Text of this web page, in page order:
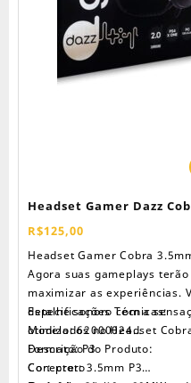
Headset Gamer Dazz
R$125,00
Headset Gamer Cobra
Agora suas gameplays
maximizar as experiências.
detalhe sonoro com a
otimizados no Headset
Especificações Técnicas:
Modelo: 62000024
Formato: P3
Cor: preto
Descrição do Produto:
Conector: 3.5mm P3